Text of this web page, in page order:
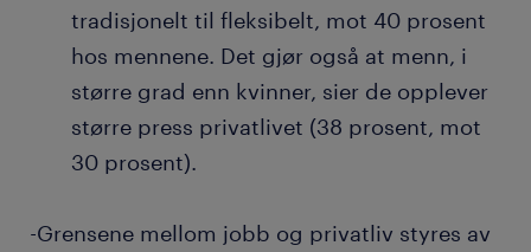
tradisjonelt til fleksibelt, mot 40 prosent
hos mennene. Det gjør også at menn, i
større grad enn kvinner, sier de opplever
større press privatlivet (38 prosent, mot
30 prosent).
-Grensene mellom jobb og privatliv styres av